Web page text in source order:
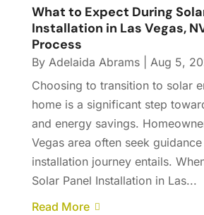
What to Expect During
Installation in Las Vegas,
Process
By Adelaida Abrams| Aug 5,
Choosing to transition to solar
home is a significant step
and energy savings.
Vegas area often seek
installation journey entails.
Solar Panel Installation in Las...
Read More